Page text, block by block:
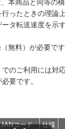
本商品と同等の
ったときの理論
タ転送速度を示
無料）が必要で
のご利用には対
要です。
JANコード 仕様